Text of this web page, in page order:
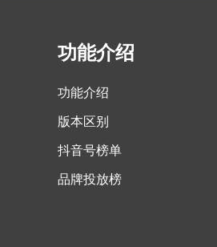
功能介绍
功能介绍
版本区别
抖音号榜单
品牌投放榜